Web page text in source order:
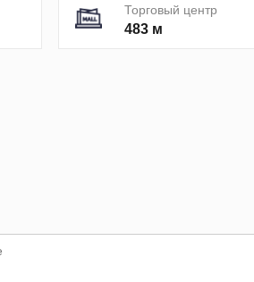
Торговый центр
483 м